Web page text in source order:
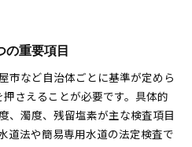
の重要項目
市など自治体ごとに基準が定めら
さえることが必要です。具体的
、濁度、残留塩素が主な検査項目
道法や簡易専用水道の法定検査で